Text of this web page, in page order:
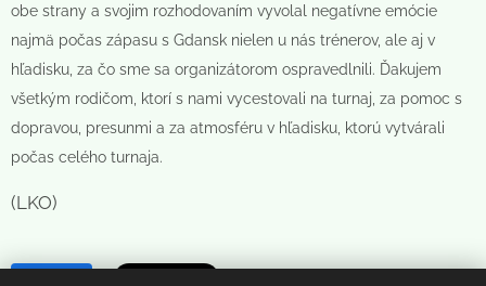
obe strany a svojim rozhodovaním vyvolal negatívne emócie
najmä počas zápasu s Gdansk nielen u nás trénerov, ale aj v
hľadisku, za čo sme sa organizátorom ospravedlnili. Ďakujem
všetkým rodičom, ktorí s nami vycestovali na turnaj, za pomoc s
dopravou, presunmi a za atmosféru v hľadisku, ktorú vytvárali
počas celého turnaja.
(LKO)